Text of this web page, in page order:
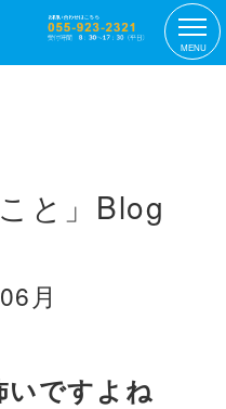
MENU
と」Blog
月
いですよね